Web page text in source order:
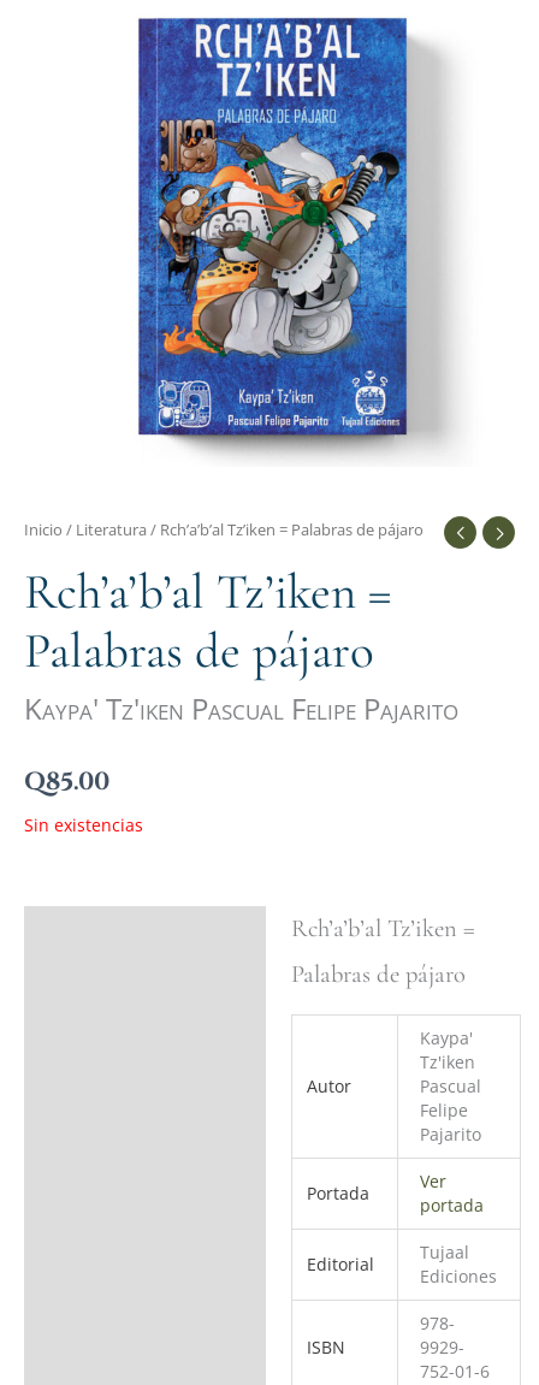
Inicio / Literatura / Rch’a’b’al Tz’iken = Palabras de pájaro
Rch’a’b’al Tz’iken =
Palabras de pájaro
Kaypa' Tz'iken Pascual Felipe Pajarito
Q85.00
Sin existencias
Rch’a’b’al Tz’iken =
Palabras de pájaro
Autor
Kaypa'
Tz'iken
Pascual
Felipe
Pajarito
Portada
Ver
portada
Editorial
Tujaal
Ediciones
ISBN
978-
9929-
752-01-6